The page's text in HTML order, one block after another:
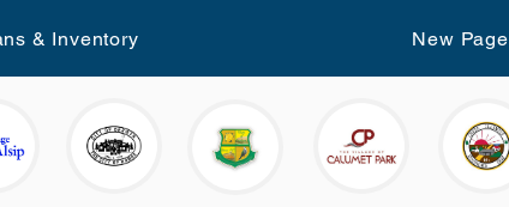
& Inventory New Page